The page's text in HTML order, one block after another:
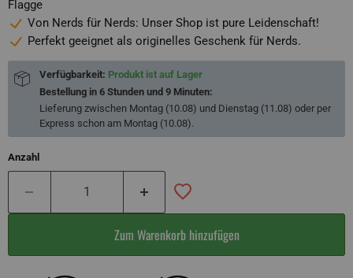
Flagge
Von Nerds für Nerds: Unser Shop ist pure Leidenschaft!
Perfekt geeignet als originelles Geschenk für Nerds.
Verfügbarkeit: Produkt ist auf Lager
Bestellung in 6 Stunden und 9 Minuten:
Lieferung zwischen Montag (10.08) und Dienstag (11.08) oder per
Express schon am Montag (10.08).
Anzahl
Zum Warenkorb hinzufügen